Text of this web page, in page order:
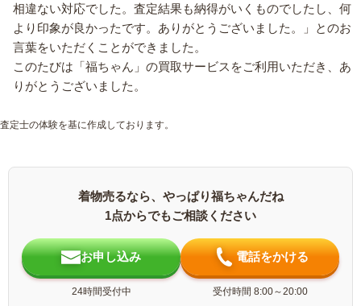
相違ない対応でした。査定結果も納得がいくものでしたし、何
より印象が良かったです。ありがとうございました。」とのお
言葉をいただくことができました。
このたびは「福ちゃん」の買取サービスをご利用いただき、あ
りがとうございました。
査定士の体験を基に作成しております。
着物売るなら、やっぱり福ちゃんだね
1点からでもご相談ください
お申し込み
24時間受付中
電話をかける
受付時間 8:00～20:00